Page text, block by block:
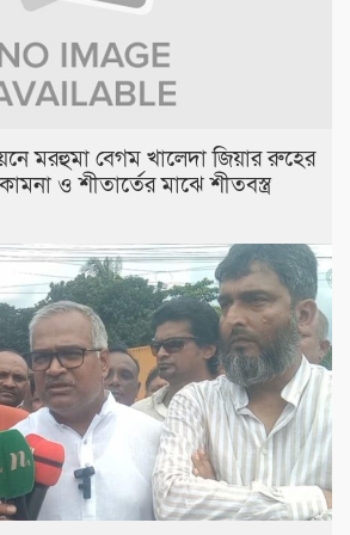
মরহুমা বেগম খালেদা জিয়ার রুহের
ও শীতার্তের মাঝে শীতবস্ত্র